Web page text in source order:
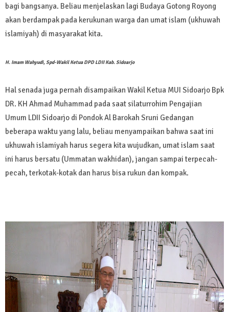
bagi bangsanya. Beliau menjelaskan lagi Budaya Gotong Royong
akan berdampak pada kerukunan warga dan umat islam (ukhuwah
islamiyah) di masyarakat kita.
H. Imam Wahyudi, Spd-Wakil Ketua DPD LDII Kab. Sidoarjo
Hal senada juga pernah disampaikan Wakil Ketua MUI Sidoarjo Bpk
DR. KH Ahmad Muhammad pada saat silaturrohim Pengajian
Umum LDII Sidoarjo di Pondok Al Barokah Sruni Gedangan
beberapa waktu yang lalu, beliau menyampaikan bahwa saat ini
ukhuwah islamiyah harus segera kita wujudkan, umat islam saat
ini harus bersatu (Ummatan wakhidan), jangan sampai terpecah-
pecah, terkotak-kotak dan harus bisa rukun dan kompak.